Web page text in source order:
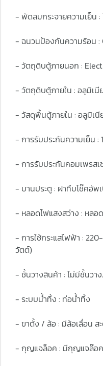
- พัดลมกระจายความเย็น :
- ฉนวนป้องกันความร้อน :
- วัตถุดิบตู้ภายนอก :
- วัตถุดิบตู้ภายใน : อลูมิเนี
- วัสดุพื้นตู้ภายใน : อลูมิเนี
- การรับประกันความเย็น :
- การรับประกันคอมเพรสเ
- บานประตู : ฝาทึบโช๊คอั
- หลอดไฟแสงสว่าง : หลอ
- การใช้กระแสไฟฟ้า :
วัตต์)
- ชั้นวางสินค้า : ไม่มีชั้นวาง
- ระบบน้ำทิ้ง : ท่อน้ำทิ้ง
- ขาตั้ง / ล้อ : มีล้อเลื่อน ส
- กุญแจล็อค : มีกุญแจล๊อค